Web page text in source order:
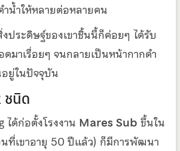
ำน้ำให้หลายต่อหลายคน
ประดิษฐ์ของเขาชิ้นนี้ก็ค่อยๆ ได้รับ
มาเรื่อยๆ จนกลายเป็นหน้ากากดำ
ยู่ในปัจจุบัน
ชนิด
ได้ก่อตั้งโรงงาน Mares Sub ขึ้นใน
ที่เขาอายุ 50 ปีแล้ว) ก็มีการพัฒนา